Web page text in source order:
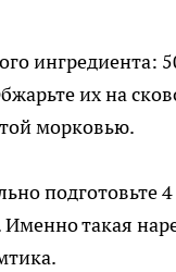
ингредиента:
их на
морковью.
такая